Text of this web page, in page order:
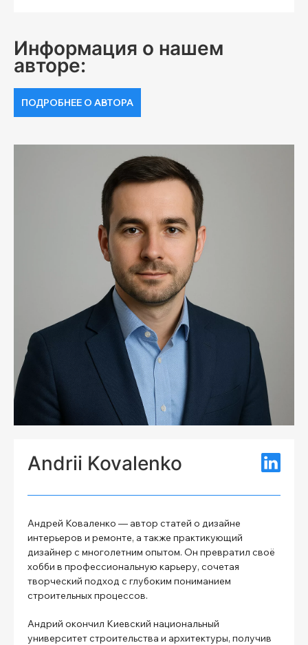
Информация о нашем
авторе:
ПОДРОБНЕЕ О АВТОРА
Andrii Kovalenko
Андрей Коваленко — автор статей о дизайне
интерьеров и ремонте, а также практикующий
дизайнер с многолетним опытом. Он превратил своё
хобби в профессиональную карьеру, сочетая
творческий подход с глубоким пониманием
строительных процессов.
Андрий окончил Киевский национальный
университет строительства и архитектуры, получив